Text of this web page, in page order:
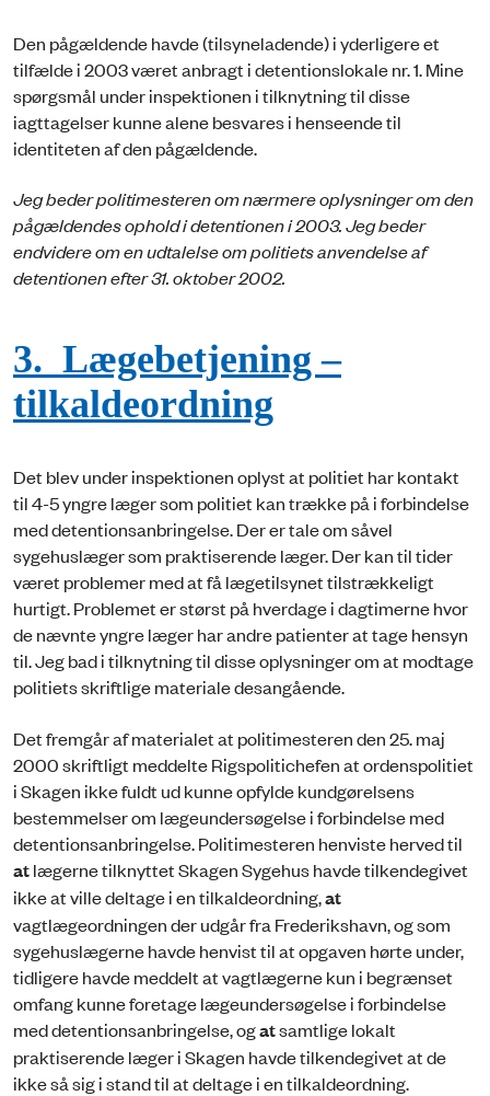
Den pågældende havde (tilsyneladende) i yderligere et
tilfælde i 2003 været anbragt i detentionslokale nr. 1. Mine
spørgsmål under inspektionen i tilknytning til disse
iagttagelser kunne alene besvares i henseende til
identiteten af den pågældende.
Jeg beder politimesteren om nærmere oplysninger om den
pågældendes ophold i detentionen i 2003. Jeg beder
endvidere om en udtalelse om politiets anvendelse af
detentionen efter 31. oktober 2002.
3. Lægebetjening –
tilkaldeordning
Det blev under inspektionen oplyst at politiet har kontakt
til 4-5 yngre læger som politiet kan trække på i forbindelse
med detentionsanbringelse. Der er tale om såvel
sygehuslæger som praktiserende læger. Der kan til tider
været problemer med at få lægetilsynet tilstrækkeligt
hurtigt. Problemet er størst på hverdage i dagtimerne hvor
de nævnte yngre læger har andre patienter at tage hensyn
til. Jeg bad i tilknytning til disse oplysninger om at modtage
politiets skriftlige materiale desangående.
Det fremgår af materialet at politimesteren den 25. maj
2000 skriftligt meddelte Rigspolitichefen at ordenspolitiet
i Skagen ikke fuldt ud kunne opfylde kundgørelsens
bestemmelser om lægeundersøgelse i forbindelse med
detentionsanbringelse. Politimesteren henviste herved til
atlægerne tilknyttet Skagen Sygehus havde tilkendegivet
ikke at ville deltage i en tilkaldeordning,at
vagtlægeordningen der udgår fra Frederikshavn, og som
sygehuslægerne havde henvist til at opgaven hørte under,
tidligere havde meddelt at vagtlægerne kun i begrænset
omfang kunne foretage lægeundersøgelse i forbindelse
med detentionsanbringelse, ogatsamtlige lokalt
praktiserende læger i Skagen havde tilkendegivet at de
ikke så sig i stand til at deltage i en tilkaldeordning.